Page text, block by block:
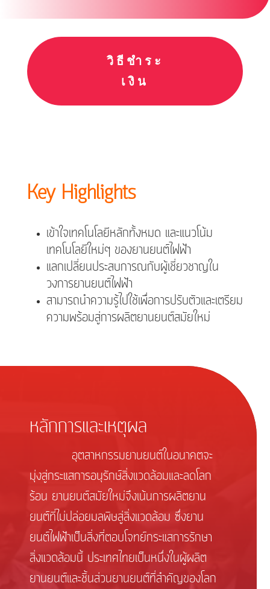
วิธีชำระ
เงิน
Key Highlights
เข้าใจเทคโนโลยีหลักทั้งหมด และแนวโน้ม
เทคโนโลยีใหม่ๆ ของยานยนต์ไฟฟ้า
แลกเปลี่ยนประสบการณกับผู้เชี่ยวชาญใน
วงการยานยนต์ไฟฟ้า
สามารถนำความรู้ไปใช้เพื่อการปรับตัวและเตรียม
ความพร้อมสู่การผลิตยานยนต์สมัยใหม่
หลักการและเหตุผล
อุตสาหกรรมยานยนต์ในอนาคตจะ
มุ่งสู่กระแสการอนุรักษ์สิ่งแวดล้อมและลดโลก
ร้อน ยานยนต์สมัยใหม่จึงเน้นการผลิตยาน
ยนต์ที่ไม่ปล่อยมลพิษสู่สิ่งแวดล้อม ซึ่งยาน
ยนต์ไฟฟ้าเป็นสิ่งที่ตอบโจทย์กระแสการรักษา
สิ่งแวดล้อมนี้ ประเทศไทยเป็นหนึ่งในผู้ผลิต
ยานยนต์และชิ้นส่วนยานยนต์ที่สำคัญของโลก